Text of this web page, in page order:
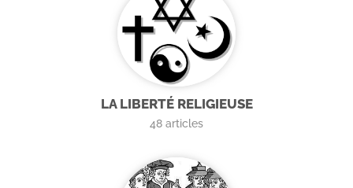
LA LIBERTÉ RELIGIEUSE
48 articles